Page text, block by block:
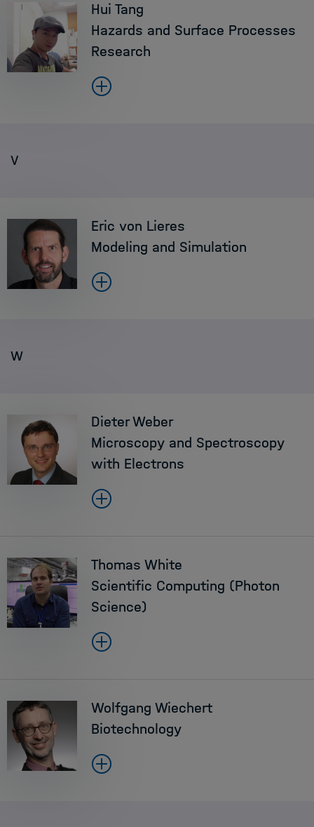
Hui Tang
Hazards and Surface Processes
Research
V
Eric von Lieres
Modeling and Simulation
W
Dieter Weber
Microscopy and Spectroscopy
with Electrons
Thomas White
Scientific Computing (Photon
Science)
Wolfgang Wiechert
Biotechnology